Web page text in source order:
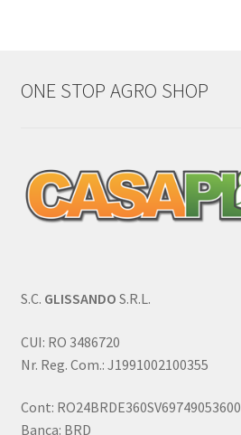
ONE STOP AGRO SHOP
S.C. GLISSANDO S.R.L.
CUI: RO 3486720
Nr. Reg. Com.: J1991002100355
Cont: RO24BRDE360SV69749053600
Banca: BRD